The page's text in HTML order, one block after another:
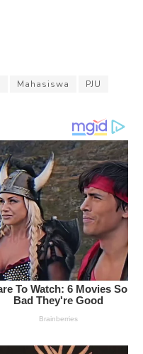
Mahasiswa PJU